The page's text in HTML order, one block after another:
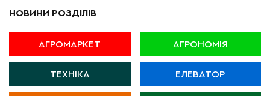
НОВИНИ РОЗДІЛІВ
АГРОМАРКЕТ АГРОНОМІЯ
ТЕХНІКА ЕЛЕВАТОР